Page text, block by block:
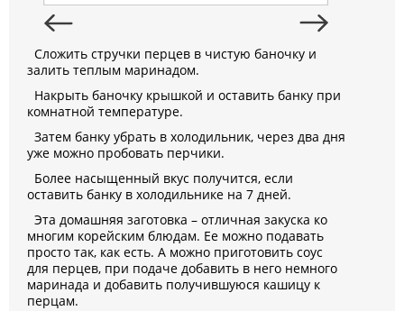
Сложить стручки перцев в чистую баночку и
залить теплым маринадом.
Накрыть баночку крышкой и оставить банку при
комнатной температуре.
Затем банку убрать в холодильник, через два дня
уже можно пробовать перчики.
Более насыщенный вкус получится, если
оставить банку в холодильнике на 7 дней.
Эта домашняя заготовка – отличная закуска ко
многим корейским блюдам. Ее можно подавать
просто так, как есть. А можно приготовить соус
для перцев, при подаче добавить в него немного
маринада и добавить получившуюся кашицу к
перцам.